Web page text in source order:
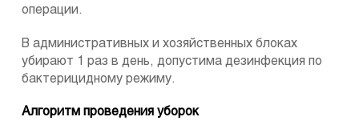
операции.
В административных и хозяйственных блоках
убирают 1 раз в день, допустима дезинфекция по
бактерицидному режиму.
Алгоритм проведения уборок